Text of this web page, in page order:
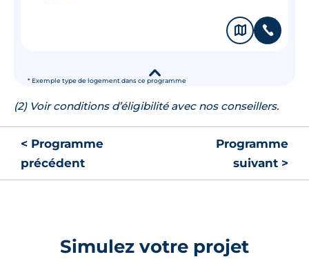
* Exemple type de logement dans ce programme
🗞 📞
▾
(2) Voir conditions d’éligibilité avec nos conseillers.
< Programme
précédent
Programme
suivant >
Simulez votre projet